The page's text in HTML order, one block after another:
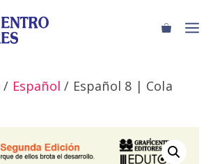
/ Español / Español 8 | Cola